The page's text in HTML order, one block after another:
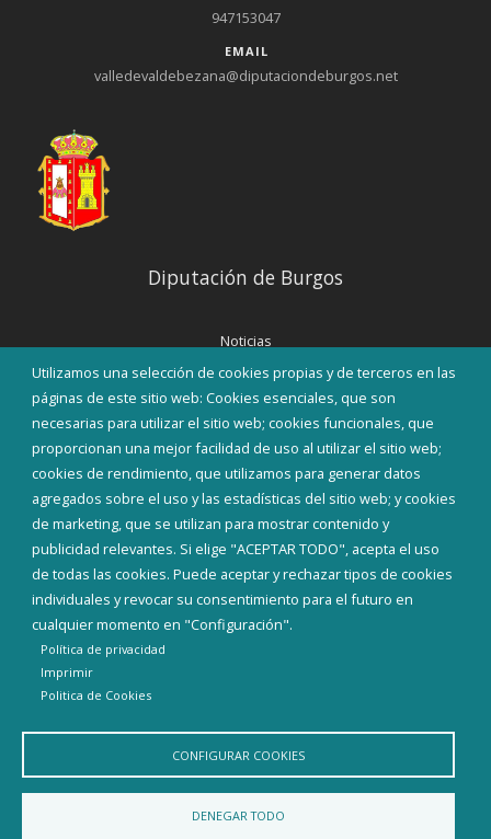
Utilizamos una selección de cookies propias y de terceros en las
páginas de este sitio web: Cookies esenciales, que son
necesarias para utilizar el sitio web; cookies funcionales, que
proporcionan una mejor facilidad de uso al utilizar el sitio web;
cookies de rendimiento, que utilizamos para generar datos
agregados sobre el uso y las estadísticas del sitio web; y cookies
de marketing, que se utilizan para mostrar contenido y
publicidad relevantes. Si elige "ACEPTAR TODO", acepta el uso
de todas las cookies. Puede aceptar y rechazar tipos de cookies
individuales y revocar su consentimiento para el futuro en
cualquier momento en "Configuración".
Política de privacidad
Imprimir
Politica de Cookies
CONFIGURAR COOKIES
DENEGAR TODO
947153047
EMAIL
valledevaldebezana@diputaciondeburgos.net
Diputación de Burgos
Noticias
Eventos
Corporación Municipal
Teléfonos de interés
INICIAR SESIÓN
MAPA WEB